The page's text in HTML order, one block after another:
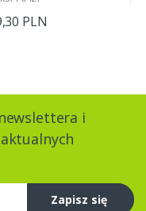
PLN
i
Zapisz się